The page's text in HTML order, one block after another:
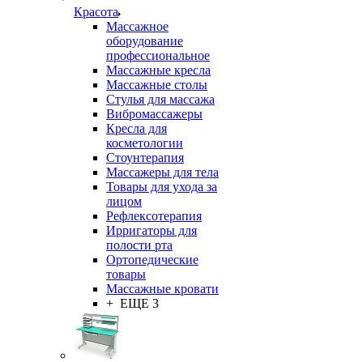
Красота
Массажное
оборудование
профессиональное
Массажные кресла
Массажные столы
Стулья для массажа
Вибромассажеры
Кресла для
косметологии
Стоунтерапия
Массажеры для тела
Товары для ухода за
лицом
Рефлексотерапия
Ирригаторы для
полости рта
Ортопедические
товары
Массажные кровати
+ ЕЩЕ 3